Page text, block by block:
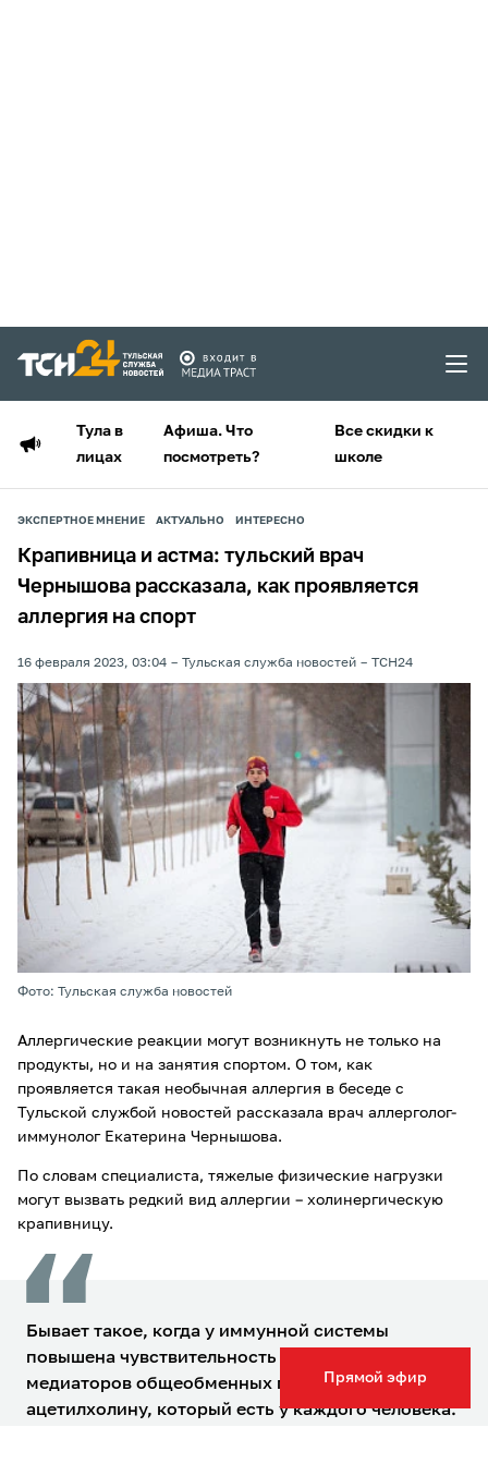
Тула в
лицах
Афиша. Что
посмотреть?
Все скидки к
школе
Прямой эфир
ЭКСПЕРТНОЕ МНЕНИЕ АКТУАЛЬНО ИНТЕРЕСНО
Крапивница и астма: тульский врач
Чернышова рассказала, как проявляется
аллергия на спорт
16 февраля 2023, 03:04 Тульская служба новостей ТСН24
Фото: Тульская служба новостей
Аллергические реакции могут возникнуть не только на
продукты, но и на занятия спортом. О том, как
проявляется такая необычная аллергия в беседе с
Тульской службой новостей рассказала врач аллерголог-
иммунолог Екатерина Чернышова.
По словам специалиста, тяжелые физические нагрузки
могут вызвать редкий вид аллергии – холинергическую
крапивницу.
Бывает такое, когда у иммунной системы
повышена чувствительность к одному из
медиаторов общеобменных процессов –
ацетилхолину, который есть у каждого человека.